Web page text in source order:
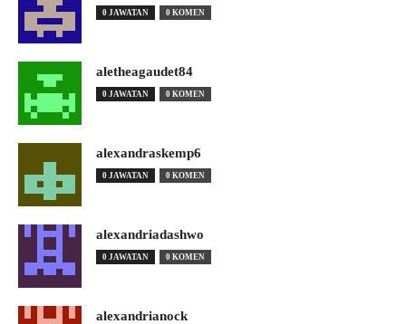
0 JAWATAN 0 KOMEN
aletheagaudet84
0 JAWATAN 0 KOMEN
alexandraskemp6
0 JAWATAN 0 KOMEN
alexandriadashwo
0 JAWATAN 0 KOMEN
alexandrianock